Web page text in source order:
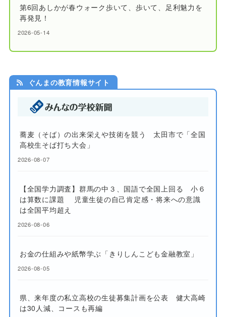
第6回あしかが春ウォーク歩いて、歩いて、足利魅力を
再発見！
2026-05-14
ぐんまの教育情報サイト
蕎麦（そば）の出来栄えや技術を競う 太田市で「全国
高校生そば打ち大会」
2026-08-07
【全国学力調査】群馬の中３、国語で全国上回る 小６
は算数に課題 児童生徒の自己肯定感・将来への意識
は全国平均超え
2026-08-06
お金の仕組みや紙幣学ぶ「きりしんこども金融教室」
2026-08-05
県、来年度の私立高校の生徒募集計画を公表 健大高崎
は30人減、コースも再編